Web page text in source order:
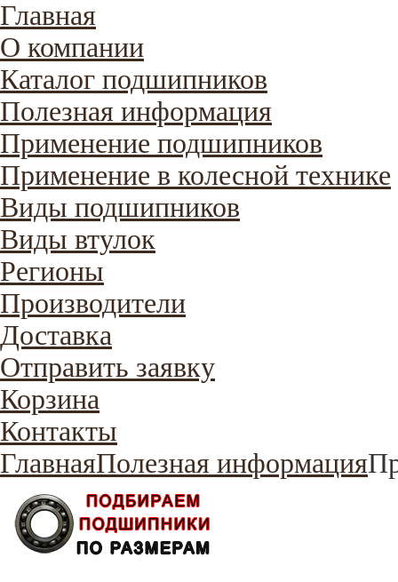
Главная
О компании
Каталог подшипников
Полезная информация
Применение подшипников
Применение в колесной технике
Виды подшипников
Виды втулок
Регионы
Производители
Доставка
Отправить заявку
Корзина
Контакты
ГлавнаяПолезная информация